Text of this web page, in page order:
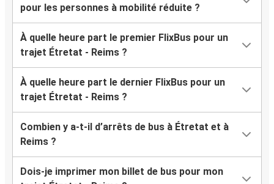
pour les personnes à mobilité réduite ?
À quelle heure part le premier FlixBus pour un
trajet Étretat - Reims ?
À quelle heure part le dernier FlixBus pour un
trajet Étretat - Reims ?
Combien y a-t-il d’arrêts de bus à Étretat et à
Reims ?
Dois-je imprimer mon billet de bus pour mon